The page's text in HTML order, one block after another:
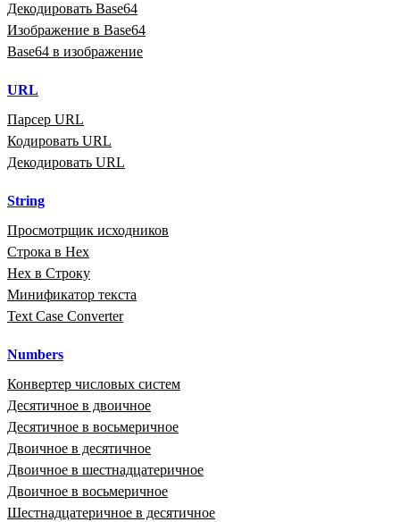
Декодировать Base64
Изображение в Base64
Base64 в изображение
URL
Парсер URL
Кодировать URL
Декодировать URL
String
Просмотрщик исходников
Строка в Hex
Hex в Строку
Минификатор текста
Text Case Converter
Numbers
Конвертер числовых систем
Десятичное в двоичное
Десятичное в восьмеричное
Двоичное в десятичное
Двоичное в шестнадцатеричное
Двоичное в восьмеричное
Шестнадцатеричное в десятичное